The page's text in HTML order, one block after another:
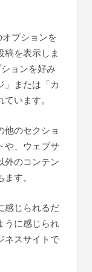
プションを
稿を表示しま
ョンを好み
」または「カ
います。
他のセクショ
や、ウェブサ
外のコンテン
す。
感じられるだ
うに感じられ
ネスサイトで